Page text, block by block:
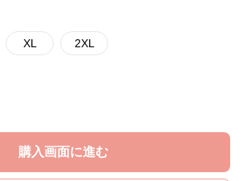
XL 2XL
購入画面に進む